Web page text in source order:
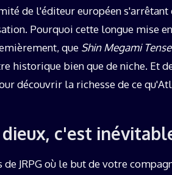
de l'éditeur européen
Pourquoi cette longue mise
que Shin Megami
historique bien que de niche. Et
découvrir la richesse de ce
dieux, c'est
JRPG où le but de votre